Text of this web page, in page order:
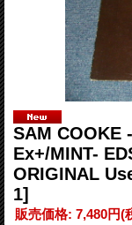
SAM COOKE
Ex+/MINT-
ORIGINAL
1]
販売価格: 7,480円(